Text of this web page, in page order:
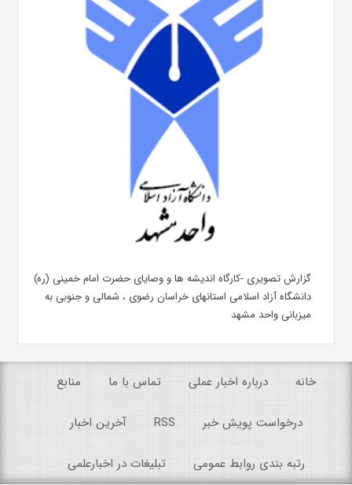
گزارش تصویری -کارگاه اندیشه ها و وصایای حضرت امام خمینی (ره)
دانشگاه آزاد اسلامی استانهای خراسان رضوی ، شمالی و جنوبی به
میزبانی واحد مشهد
خانه درباره اخبار عملی تماس با ما منابع
درخواست پویش خبر RSS آخرین اخبار
رتبه بندی روابط عمومی تبلیغات در اخبارعلمی